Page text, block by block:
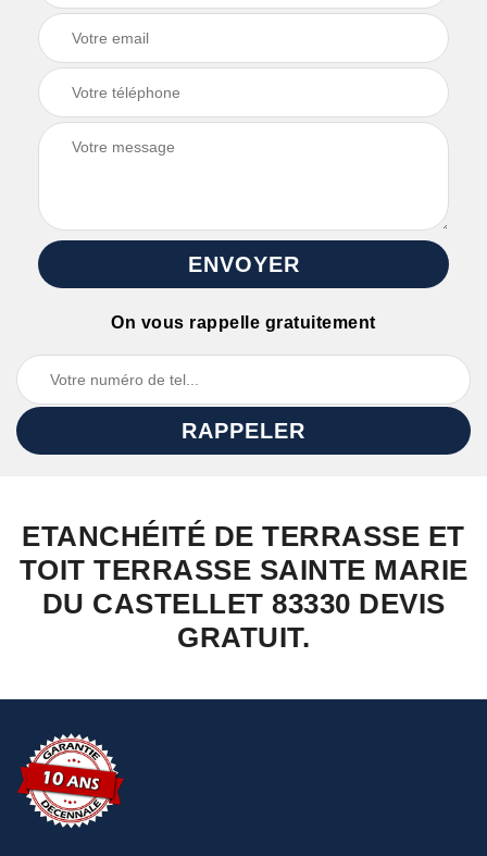
On vous rappelle gratuitement
ETANCHÉITÉ DE TERRASSE ET
TOIT TERRASSE SAINTE MARIE
DU CASTELLET 83330 DEVIS
GRATUIT.